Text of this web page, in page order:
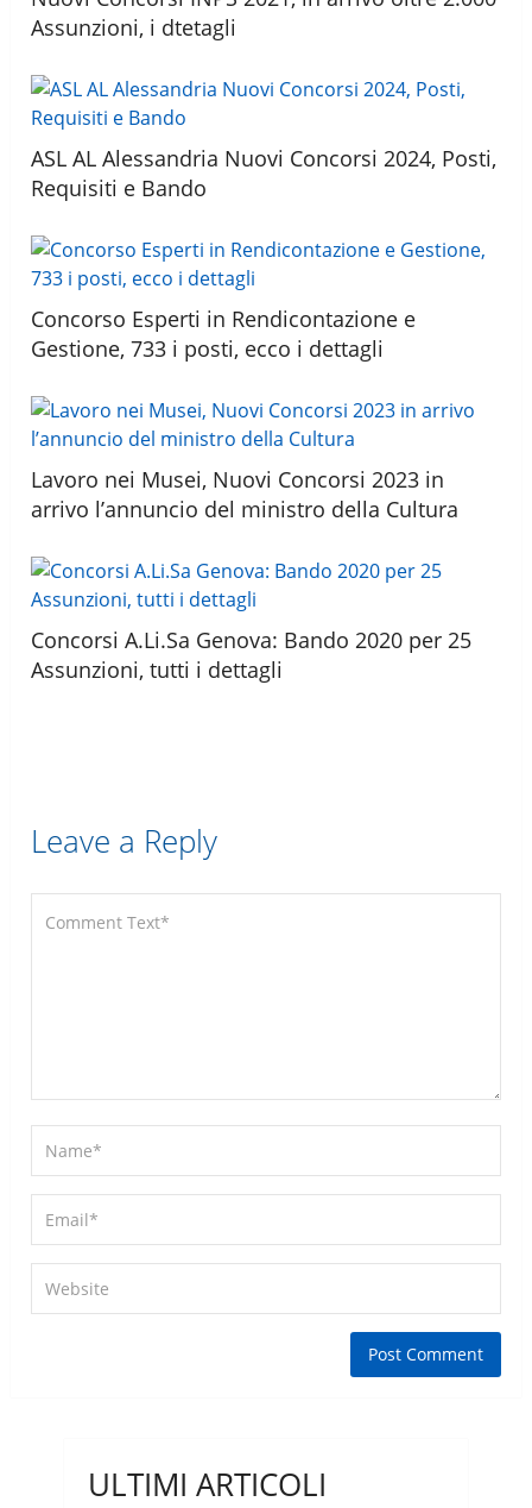
Assunzioni, i dtetagli
ASL AL Alessandria Nuovi Concorsi 2024, Posti,
Requisiti e Bando
Concorso Esperti in Rendicontazione e
Gestione, 733 i posti, ecco i dettagli
Lavoro nei Musei, Nuovi Concorsi 2023 in
arrivo l’annuncio del ministro della Cultura
Concorsi A.Li.Sa Genova: Bando 2020 per 25
Assunzioni, tutti i dettagli
Leave a Reply
ULTIMI ARTICOLI